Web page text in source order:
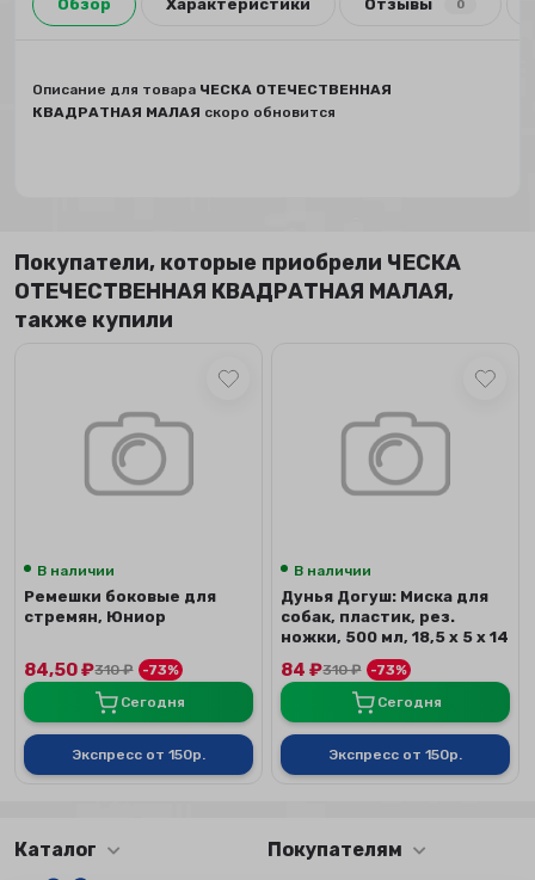
Обзор Характеристики Отзывы 0
Описание для товара ЧЕСКА ОТЕЧЕСТВЕННАЯ
КВАДРАТНАЯ МАЛАЯ скоро обновится
Покупатели, которые приобрели ЧЕСКА
ОТЕЧЕСТВЕННАЯ КВАДРАТНАЯ МАЛАЯ,
также купили
В наличии
Ремешки боковые для
стремян, Юниор
84,50₽310₽
-73%
Сегодня
Экспресс от 150р.
В наличии
Дунья Догуш: Миска для
собак, пластик, рез.
ножки, 500 мл, 18,5 х 5 х 14
84₽310₽
-73%
Сегодня
Экспресс от 150р.
Каталог Покупателям